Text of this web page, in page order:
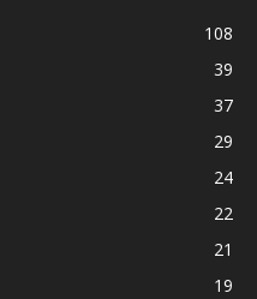
108
39
37
29
24
22
21
19